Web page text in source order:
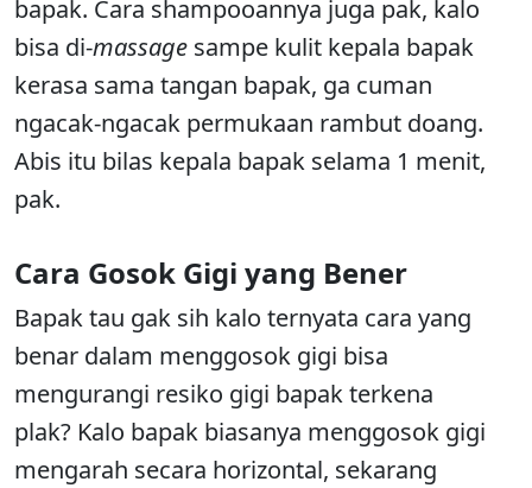
bapak. Cara shampooannya juga pak, kalo
bisa di-massage sampe kulit kepala bapak
kerasa sama tangan bapak, ga cuman
ngacak-ngacak permukaan rambut doang.
Abis itu bilas kepala bapak selama 1 menit,
pak.
Cara Gosok Gigi yang Bener
Bapak tau gak sih kalo ternyata cara yang
benar dalam menggosok gigi bisa
mengurangi resiko gigi bapak terkena
plak? Kalo bapak biasanya menggosok gigi
mengarah secara horizontal, sekarang